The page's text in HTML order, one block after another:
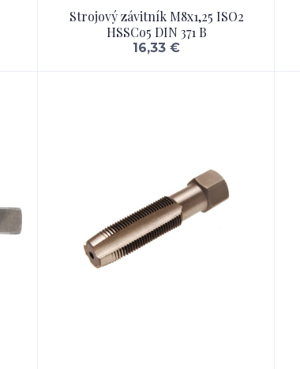
Strojový závitník M8x1,25 ISO2
HSSCo5 DIN 371 B
16,33 €